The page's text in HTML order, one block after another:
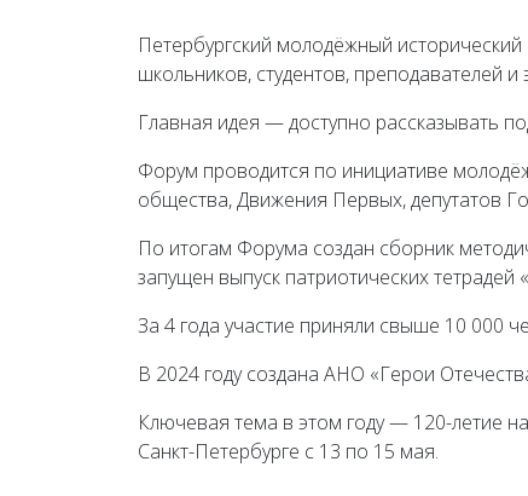
Петербургский молодёжный
школьников, студентов, преподавателей
Главная идея — доступно рассказывать
Форум проводится по инициативе
общества, Движения Первых, депутатов
По итогам Форума создан сборник
запущен выпуск патриотических
За 4 года участие приняли свыше 10 000
В 2024 году создана АНО «Герои
Ключевая тема в этом году — 120-летие
Санкт-Петербурге с 13 по 15 мая.